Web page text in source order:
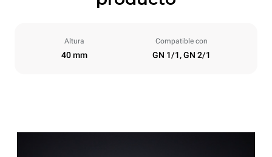
Altura
40 mm
Compatible con
GN 1/1, GN 2/1